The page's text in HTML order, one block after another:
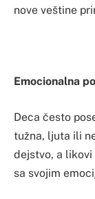
nove veštine
Emocionalna
Deca često
tužna, ljuta ili
dejstvo, a likovi
sa svojim